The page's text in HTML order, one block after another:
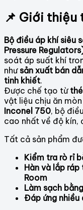
📌 Giới thiệu
Bộ điều áp khí siêu
Pressure
soát áp suất khí
như sản xuất bán
tinh khiết.
Được chế tạo từ
vật liệu chịu ăn
Inconel 750, bộ
cao nhất về độ kín,
Tất cả sản phẩm
Kiểm tra rò rỉ
Hàn và lắp
Room
Làm sạch
Đáp ứng